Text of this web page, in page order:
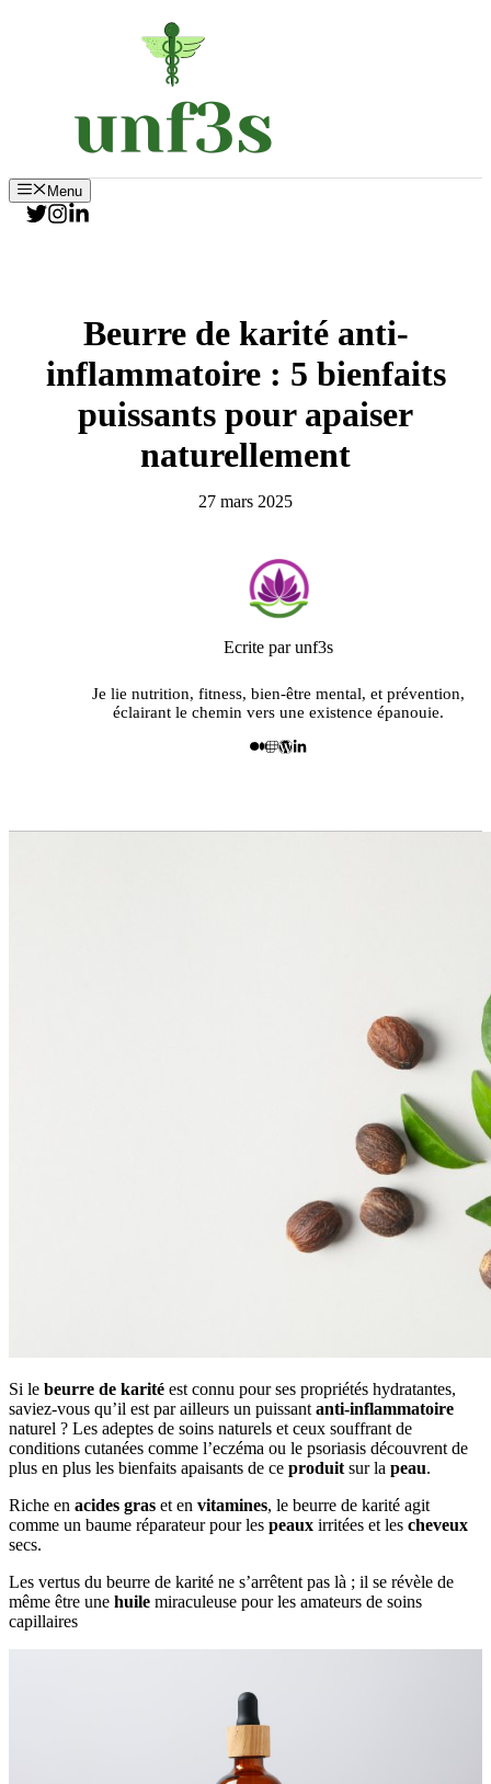
Menu
Beurre de karité anti-
inflammatoire : 5 bienfaits
puissants pour apaiser
naturellement
27 mars 2025
Ecrite par unf3s
Je lie nutrition, fitness, bien-être mental, et prévention,
éclairant le chemin vers une existence épanouie.
Si le beurre de karité est connu pour ses propriétés hydratantes,
saviez-vous qu’il est par ailleurs un puissant anti-inflammatoire
naturel ? Les adeptes de soins naturels et ceux souffrant de
conditions cutanées comme l’eczéma ou le psoriasis découvrent de
plus en plus les bienfaits apaisants de ce produit sur la peau.
Riche en acides gras et en vitamines, le beurre de karité agit
comme un baume réparateur pour les peaux irritées et les cheveux
secs.
Les vertus du beurre de karité ne s’arrêtent pas là ; il se révèle de
même être une huile miraculeuse pour les amateurs de soins
capillaires